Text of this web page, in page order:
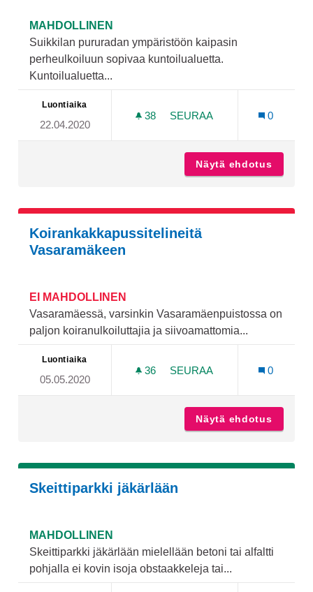
MAHDOLLINEN
Suikkilan pururadan ympäristöön kaipasin
perheulkoiluun sopivaa kuntoilualuetta.
Kuntoilualuetta...
Luontiaika
22.04.2020
38 38 SEURAAJAA
SEURAA
0
Näytä ehdotus
Koirankakkapussitelineitä
Vasaramäkeen
EI MAHDOLLINEN
Vasaramäessä, varsinkin Vasaramäenpuistossa on
paljon koiranulkoiluttajia ja siivoamattomia...
Luontiaika
05.05.2020
36 36 SEURAAJAA
SEURAA
0
Näytä ehdotus
Skeittiparkki jäkärlään
MAHDOLLINEN
Skeittiparkki jäkärlään mielellään betoni tai alfaltti
pohjalla ei kovin isoja obstaakkeleja tai...